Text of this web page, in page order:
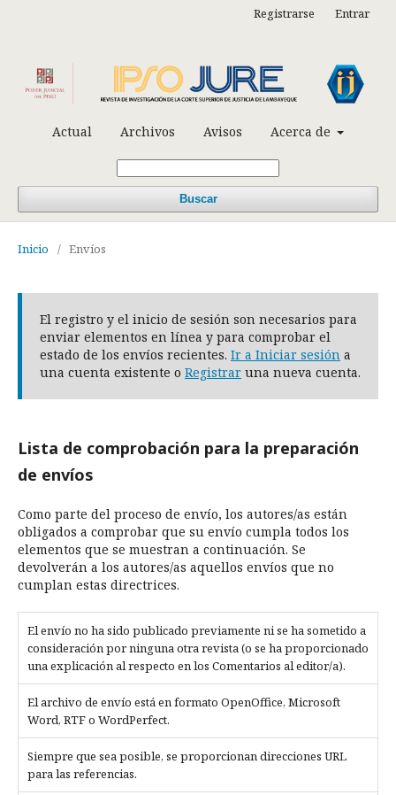
Actual Archivos Avisos Acerca de
Buscar
Registrarse Entrar
Inicio / Envíos
El registro y el inicio de sesión son necesarios para
enviar elementos en línea y para comprobar el
estado de los envíos recientes. Ir a Iniciar sesión a
una cuenta existente o Registrar una nueva cuenta.
Lista de comprobación para la preparación
de envíos
Como parte del proceso de envío, los autores/as están
obligados a comprobar que su envío cumpla todos los
elementos que se muestran a continuación. Se
devolverán a los autores/as aquellos envíos que no
cumplan estas directrices.
El envío no ha sido publicado previamente ni se ha sometido a
consideración por ninguna otra revista (o se ha proporcionado
una explicación al respecto en los Comentarios al editor/a).
El archivo de envío está en formato OpenOffice, Microsoft
Word, RTF o WordPerfect.
Siempre que sea posible, se proporcionan direcciones URL
para las referencias.